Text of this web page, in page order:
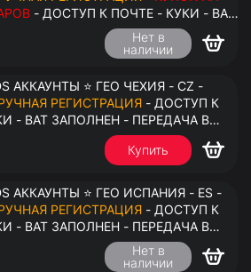
- ДОСТУП К ПОЧТЕ - КУКИ - ВАТ
ПЕРЕДАЧА В АНТИДЕТЕКТ
Нет в
наличии
АККАУНТЫ ⭐ ГЕО ЧЕХИЯ - CZ -
РЕГИСТРАЦИЯ
- ВАТ ЗАПОЛНЕН - ПЕРЕДАЧА В
Купить
АККАУНТЫ ⭐ ГЕО ИСПАНИЯ - ES -
РЕГИСТРАЦИЯ - ДОСТУП К
- ВАТ ЗАПОЛНЕН - ПЕРЕДАЧА В
Нет в
наличии